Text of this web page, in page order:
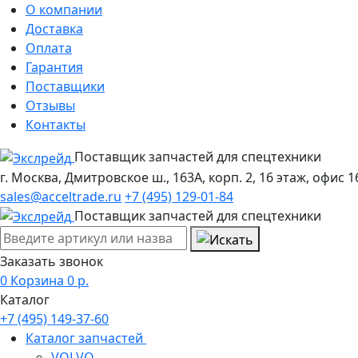
О компании
Доставка
Оплата
Гарантия
Поставщики
Отзывы
Контакты
Поставщик запчастей для спецтехники
г. Москва, Дмитровское ш., 163А, корп. 2, 16 этаж, офис
sales@acceltrade.ru +7 (495) 129-01-84
Поставщик запчастей для спецтехники
Заказать звонок
0 Корзина 0 р.
Каталог
+7 (495) 149-37-60
Каталог запчастей